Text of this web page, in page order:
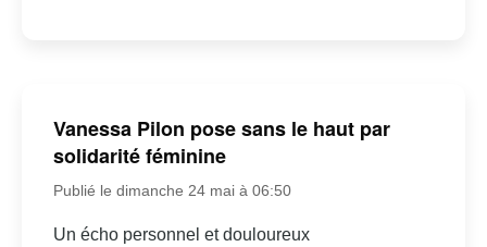
Vanessa Pilon pose sans le haut par
solidarité féminine
Publié le dimanche 24 mai à 06:50
Un écho personnel et douloureux